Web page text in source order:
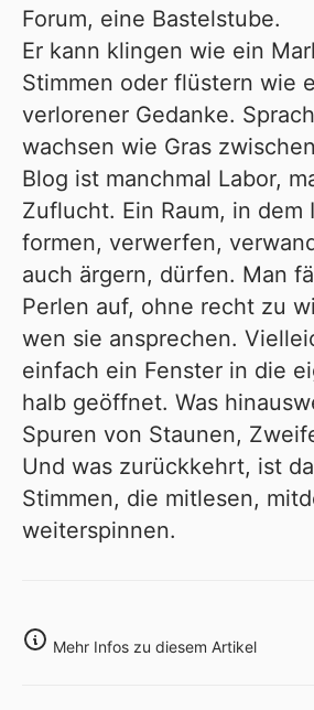
Forum, eine Bastelstube.
Er kann klingen wie ein
Stimmen oder flüstern wie
verlorener Gedanke.
wachsen wie Gras
Blog ist manchmal Labor,
Zuflucht. Ein Raum, in dem
formen, verwerfen,
auch ärgern, dürfen. Man
Perlen auf, ohne recht zu
wen sie ansprechen.
einfach ein Fenster in die
halb geöffnet. Was
Spuren von Staunen,
Und was zurückkehrt, ist
Stimmen, die mitlesen,
weiterspinnen.
Mehr Infos zu diesem Artikel